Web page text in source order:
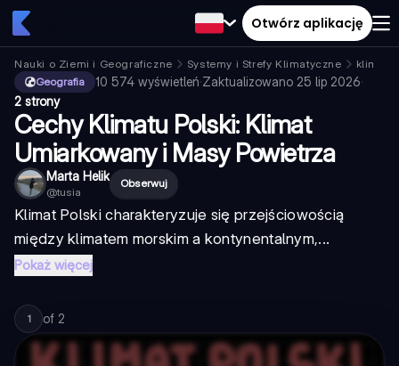
Otwórz aplikację
Nauki o Ziemi i Geograficzne Systemy i Strefy Klimatyczne
klimat
Geografia
10 574 wyświetleń·Zaktualizowano 25 lip 2026·
2 strony
Cechy Klimatu Polski: Klimat
Umiarkowany i Masy Powietrza
Marta Helik
@tusia
Obserwuj
Klimat Polski charakteryzuje się przejściowością
między klimatem morskim a kontynentalnym,...
Pokaż więcej
1 of 2